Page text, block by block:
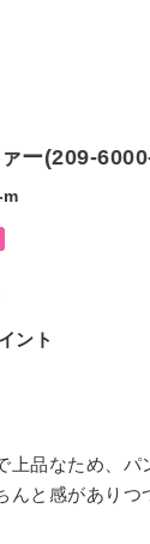
ー(209-
ント
上品なため、パ
んと感がありつ